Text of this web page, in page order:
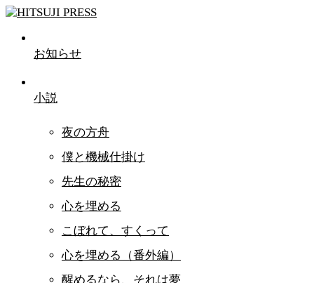
お知らせ
小説
夜の方舟
僕と機械仕掛け
先生の秘密
心を埋める
こぼれて、すくって
心を埋める（番外編）
醒めるなら、それは夢